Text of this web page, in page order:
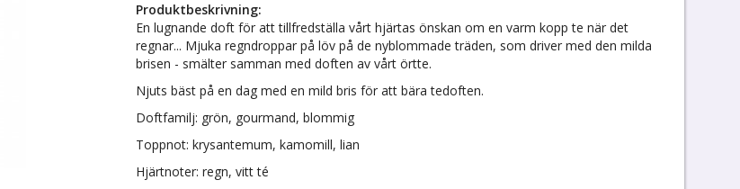
Produktbeskrivning:
En lugnande doft för att tillfredställa vårt hjärtas önskan om en varm kopp te när det
regnar... Mjuka regndroppar på löv på de nyblommade träden, som driver med den milda
brisen - smälter samman med doften av vårt örtte.
Njuts bäst på en dag med en mild bris för att bära tedoften.
Doftfamilj: grön, gourmand, blommig
Toppnot: krysantemum, kamomill, lian
Hjärtnoter: regn, vitt té